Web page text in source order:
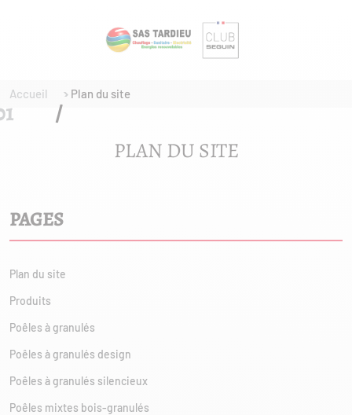
Accueil Plan du site
PLAN DU SITE
PAGES
Plan du site
Produits
Poêles à granulés
Poêles à granulés design
Poêles à granulés silencieux
Poêles mixtes bois-granulés